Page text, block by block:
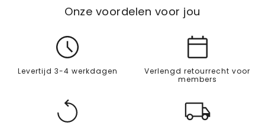
Onze voordelen voor jou
Levertijd 3-4 werkdagen
Verlengd retourrecht voor
members